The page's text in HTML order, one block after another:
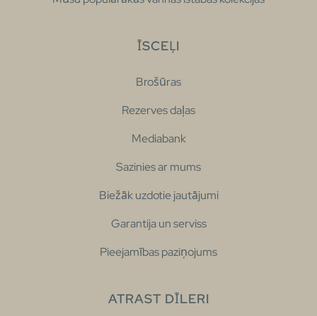
ĪSCEĻI
Brošūras
Rezerves daļas
Mediabank
Sazinies ar mums
Biežāk uzdotie jautājumi
Garantija un serviss
Pieejamības paziņojums
ATRAST DĪLERI